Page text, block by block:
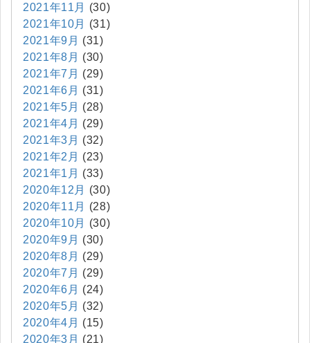
2021年11月
(30)
2021年10月
(31)
2021年9月 (31)
2021年8月 (30)
2021年7月 (29)
2021年6月 (31)
2021年5月 (28)
2021年4月 (29)
2021年3月 (32)
2021年2月 (23)
2021年1月 (33)
2020年12月
(30)
2020年11月
(28)
2020年10月
(30)
2020年9月 (30)
2020年8月 (29)
2020年7月 (29)
2020年6月 (24)
2020年5月 (32)
2020年4月 (15)
2020年3月 (21)